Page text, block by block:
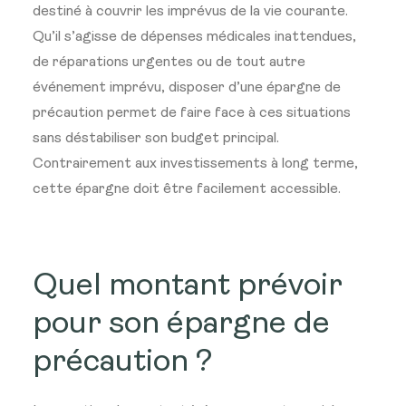
destiné à couvrir les imprévus de la vie courante.
Qu’il s’agisse de dépenses médicales inattendues,
de réparations urgentes ou de tout autre
événement imprévu, disposer d’une épargne de
précaution permet de faire face à ces situations
sans déstabiliser son budget principal.
Contrairement aux investissements à long terme,
cette épargne doit être facilement accessible.
Quel montant prévoir
pour son épargne de
précaution ?